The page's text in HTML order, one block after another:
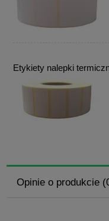
Etykiety nalepki
Opinie o produkcie